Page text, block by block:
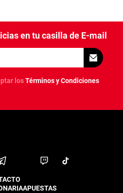
en tu casilla de E-mail
losTérminos y Condiciones
APUESTAS